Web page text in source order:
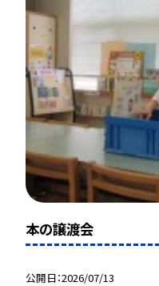
本の譲渡会
公開日 2026/07/13